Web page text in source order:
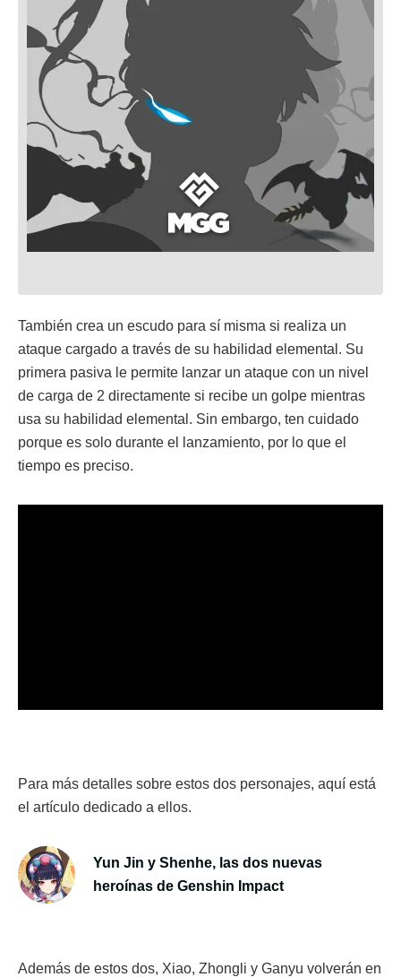
También crea un escudo para sí misma si realiza un
ataque cargado a través de su habilidad elemental. Su
primera pasiva le permite lanzar un ataque con un nivel
de carga de 2 directamente si recibe un golpe mientras
usa su habilidad elemental. Sin embargo, ten cuidado
porque es solo durante el lanzamiento, por lo que el
tiempo es preciso.
Para más detalles sobre estos dos personajes, aquí está
el artículo dedicado a ellos.
Yun Jin y Shenhe, las dos nuevas
heroínas de Genshin Impact
Además de estos dos, Xiao, Zhongli y Ganyu volverán en